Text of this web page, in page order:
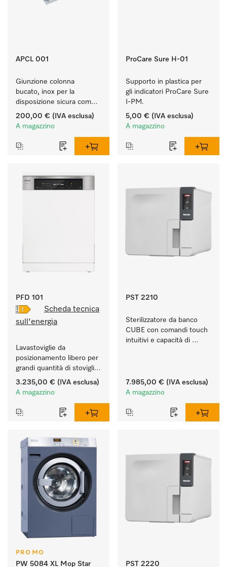
APCL 001
Giunzione colonna
bucato, inox per la
disposizione sicura come
colonna bucato.
200,00 € (IVA esclusa)
A magazzino
ProCare Sure H-01
Supporto in plastica per
gli indicatori ProCare Sure
I-PM.
5,00 € (IVA esclusa)
A magazzino
PFD 101
Scheda tecnica
sull'energia
Lavastoviglie da
posizionamento libero per
grandi quantità di stoviglie
in case e cucine di studi,
circoli, uffici.
3.235,00 € (IVA esclusa)
A magazzino
PST 2210
Sterilizzatore da banco
CUBE con comandi touch
intuitivi e capacità di
7.985,00 € (IVA esclusa)
A magazzino
PROMO
PW 5084 XL Mop Star PST 2220